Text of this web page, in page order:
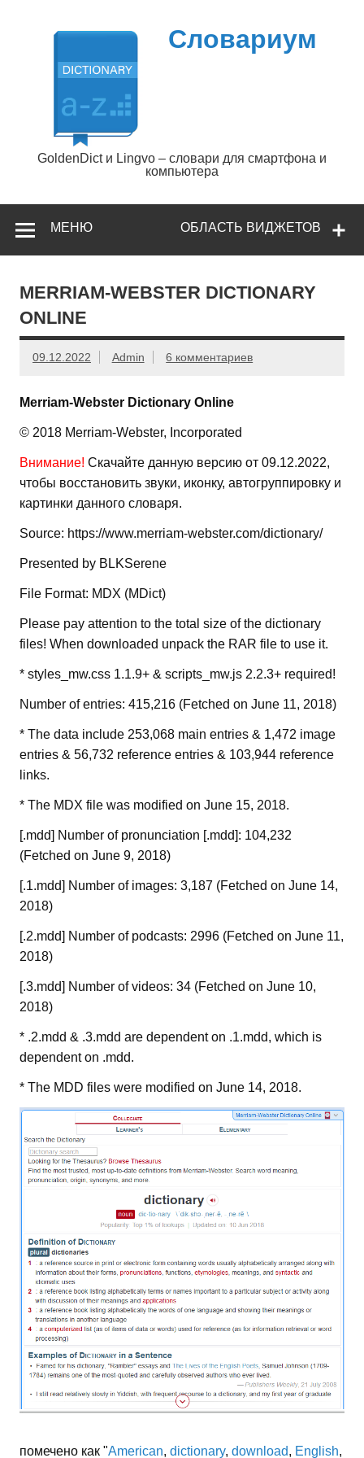
содержимому
Словариум
GoldenDict и Lingvo – словари для смартфона и
компьютера
ОБЛАСТЬ ВИДЖЕТОВ
МЕНЮ
MERRIAM-WEBSTER DICTIONARY
ONLINE
09.12.2022 Admin 6 комментариев
Merriam-Webster Dictionary Online
© 2018 Merriam-Webster, Incorporated
Внимание! Скачайте данную версию от 09.12.2022,
чтобы восстановить звуки, иконку, автогруппировку и
картинки данного словаря.
Source: https://www.merriam-webster.com/dictionary/
Presented by BLKSerene
File Format: MDX (MDict)
Please pay attention to the total size of the dictionary
files! When downloaded unpack the RAR file to use it.
* styles_mw.css 1.1.9+ & scripts_mw.js 2.2.3+ required!
Number of entries: 415,216 (Fetched on June 11, 2018)
* The data include 253,068 main entries & 1,472 image
entries & 56,732 reference entries & 103,944 reference
links.
* The MDX file was modified on June 15, 2018.
[.mdd] Number of pronunciation [.mdd]: 104,232
(Fetched on June 9, 2018)
[.1.mdd] Number of images: 3,187 (Fetched on June 14,
2018)
[.2.mdd] Number of podcasts: 2996 (Fetched on June 11,
2018)
[.3.mdd] Number of videos: 34 (Fetched on June 10,
2018)
* .2.mdd & .3.mdd are dependent on .1.mdd, which is
dependent on .mdd.
* The MDD files were modified on June 14, 2018.
помечено как "American, dictionary, download, English,